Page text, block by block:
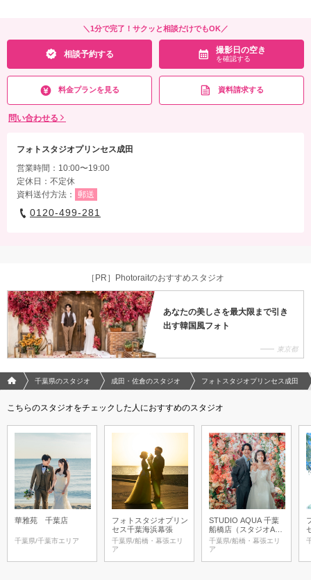
＼1分で完了！サクッと相談だけでもOK／
相談予約する 撮影日の空き
を確認する
料金プランを見る 資料請求する
問い合わせる
フォトスタジオプリンセス成田
営業時間：10:00〜19:00
定休日：不定休
資料送付方法：
郵送
0120-499-281
［PR］Photoraitのおすすめスタジオ
あなたの美しさを最大限まで引き
出す韓国風フォト
東京都
フォトウエディング/結婚写真のPhotorait ホーム
千葉県のスタジオ 成田・佐倉のスタジオ フォトスタジオプリンセス成田
こちらのスタジオをチェックした人におすすめのスタジオ
華雅苑 千葉店
千葉県/千葉市エリア
フォトスタジオプリン
セス千葉海浜幕張
千葉県/船橋・幕張エリ
ア
STUDIO AQUA 千葉
船橋店（スタジオAQ
UA）
千葉県/船橋・幕張エリ
ア